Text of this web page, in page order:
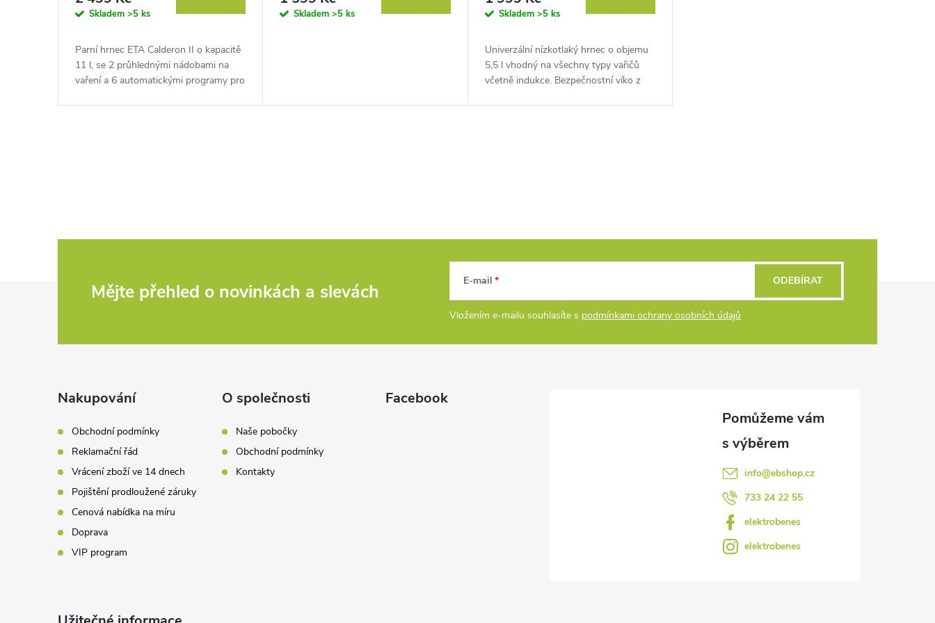
k
Skladem >5 ks
Parní hrnec ETA Calderon II o kapacitě
11 l, se 2 průhlednými nádobami na
vaření a 6 automatickými programy pro
Skladem>5 ks Skladem >5 ks
Univerzální nízkotlaký hrnec o objemu
5,5 l vhodný na všechny typy vařičů
včetně indukce. Bezpečnostní víko z
á
í
r
v
k
y
v
ý
Mějte přehled o novinkách a slevách E-mail
Vložením e-mailu souhlasíte s podmínkami ochrany osobních údajů
ODEBÍRAT
Nakupování
Obchodní podmínky
Reklamační řád
Vrácení zboží ve 14 dnech
Pojištění prodloužené záruky
Cenová nabídka na míru
Doprava
VIP program
O společnosti
Naše pobočky
Obchodní podmínky
Kontakty
Facebook
info@ebshop.cz
733 24 22 55
elektrobenes
elektrobenes